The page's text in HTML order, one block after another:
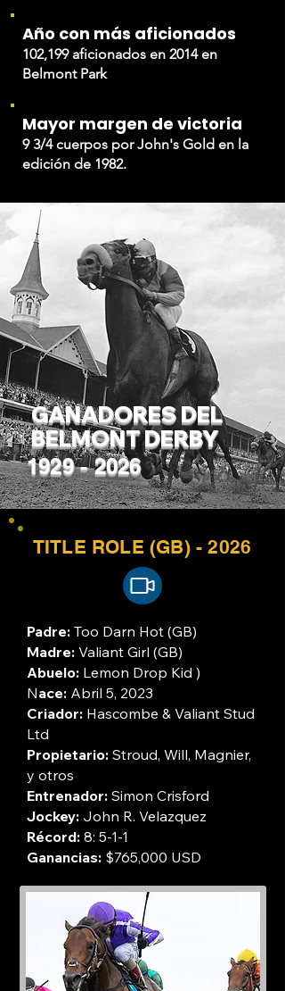
Año con más aficionados
102,199 aficionados en 2014 en
Belmont Park
Mayor margen de victoria
9 3/4 cuerpos por John's Gold en la
edición de 1982.
GANADORES DEL
BELMONT DERBY
1929 - 2026
TITLE ROLE (GB) - 2026
Padre: Too Darn Hot (GB)
Madre: Valiant Girl (GB)
Abuelo: Lemon Drop Kid )
Nace: Abril 5, 2023
Criador: Hascombe & Valiant Stud
Ltd
Propietario: Stroud, Will, Magnier,
y otros
Entrenador: Simon Crisford
Jockey: John R. Velazquez
Récord: 8: 5-1-1
Ganancias: $765,000 USD